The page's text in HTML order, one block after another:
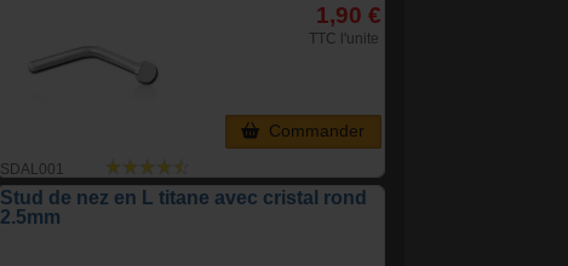
SDAL001
1,90 €
TTC l'unite
Commander
Stud de nez en L titane avec cristal rond
2.5mm